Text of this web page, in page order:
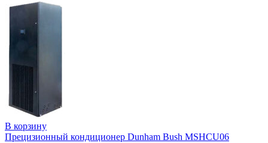
В корзину
Прецизионный кондиционер Dunham Bush MSHCU06